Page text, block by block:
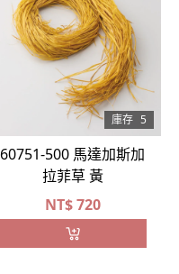
庫存 5
60751-500 馬達加斯加
拉菲草 黃
NT$720